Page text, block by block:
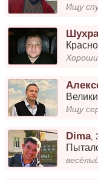
Ищу
Dima,